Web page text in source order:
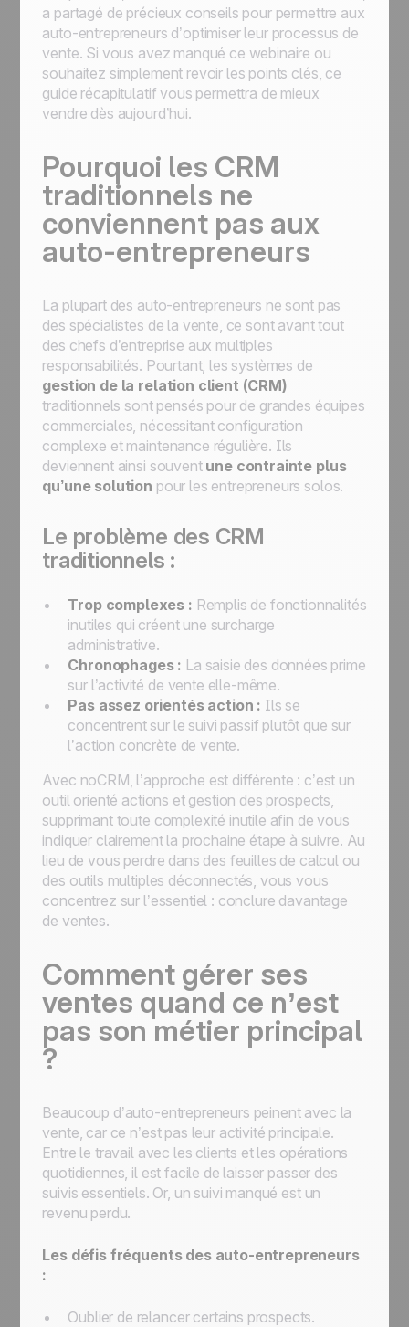
a partagé de précieux conseils pour permettre aux
auto-entrepreneurs d’optimiser leur processus de
vente. Si vous avez manqué ce webinaire ou
souhaitez simplement revoir les points clés, ce
guide récapitulatif vous permettra de mieux
vendre dès aujourd’hui.
Pourquoi les CRM
traditionnels ne
conviennent pas aux
auto-entrepreneurs
La plupart des auto-entrepreneurs ne sont pas
des spécialistes de la vente, ce sont avant tout
des chefs d’entreprise aux multiples
responsabilités. Pourtant, les systèmes de
gestion de la relation client (CRM)
traditionnels sont pensés pour de grandes équipes
commerciales, nécessitant configuration
complexe et maintenance régulière. Ils
deviennent ainsi souvent une contrainte plus
qu’une solution pour les entrepreneurs solos.
Le problème des CRM
traditionnels :
Trop complexes : Remplis de fonctionnalités
inutiles qui créent une surcharge
administrative.
Chronophages : La saisie des données prime
sur l’activité de vente elle-même.
Pas assez orientés action : Ils se
concentrent sur le suivi passif plutôt que sur
l’action concrète de vente.
Avec noCRM, l’approche est différente : c’est un
outil orienté actions et gestion des prospects,
supprimant toute complexité inutile afin de vous
indiquer clairement la prochaine étape à suivre. Au
lieu de vous perdre dans des feuilles de calcul ou
des outils multiples déconnectés, vous vous
concentrez sur l’essentiel : conclure davantage
de ventes.
Comment gérer ses
ventes quand ce n’est
pas son métier principal
?
Beaucoup d’auto-entrepreneurs peinent avec la
vente, car ce n’est pas leur activité principale.
Entre le travail avec les clients et les opérations
quotidiennes, il est facile de laisser passer des
suivis essentiels. Or, un suivi manqué est un
revenu perdu.
Les défis fréquents des auto-entrepreneurs
:
Oublier de relancer certains prospects.